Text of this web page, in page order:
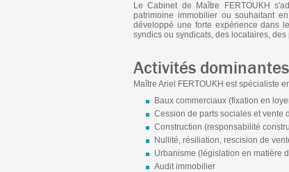
Le Cabinet de Maître FERTOUKH
patrimoine immobilier ou souhaitant
développé une forte expérience dans
syndics ou syndicats, des locataires,
Activités
Maître Ariel FERTOUKH est spécialiste
Baux commerciaux (fixation en
Cession de parts sociales et vente
Construction (responsabilité
Nullité, résiliation, rescision de
Urbanisme (législation en matière
Audit immobilier